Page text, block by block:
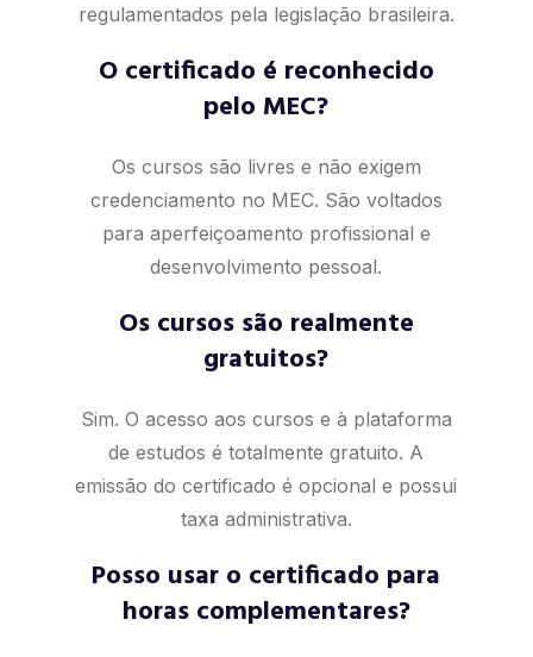
regulamentados pela legislação brasileira.
O certificado é reconhecido
pelo MEC?
Os cursos são livres e não exigem
credenciamento no MEC. São voltados
para aperfeiçoamento profissional e
desenvolvimento pessoal.
Os cursos são realmente
gratuitos?
Sim. O acesso aos cursos e à plataforma
de estudos é totalmente gratuito. A
emissão do certificado é opcional e possui
taxa administrativa.
Posso usar o certificado para
horas complementares?